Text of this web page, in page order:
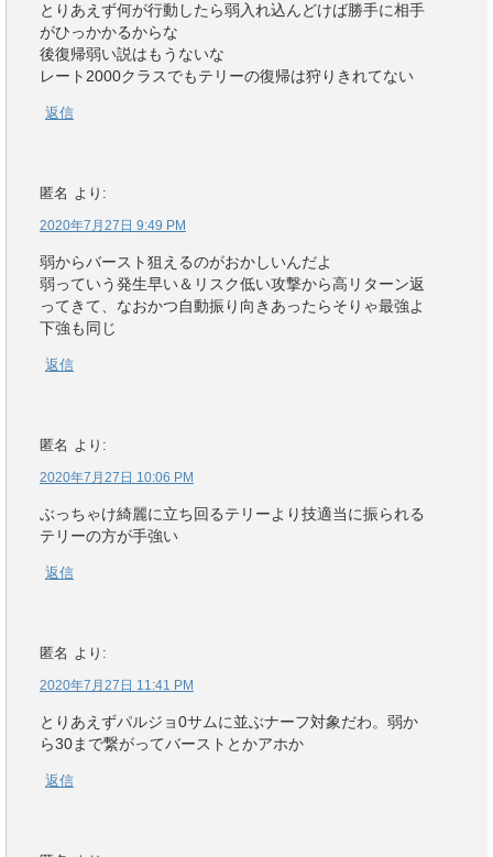
とりあえず何が行動したら弱入れ込んどけば勝手に相手
がひっかかるからな
後復帰弱い説はもうないな
レート2000クラスでもテリーの復帰は狩りきれてない
返信
匿名 より:
2020年7月27日 9:49 PM
弱からバースト狙えるのがおかしいんだよ
弱っていう発生早い＆リスク低い攻撃から高リターン返
ってきて、なおかつ自動振り向きあったらそりゃ最強よ
下強も同じ
返信
匿名 より:
2020年7月27日 10:06 PM
ぶっちゃけ綺麗に立ち回るテリーより技適当に振られる
テリーの方が手強い
返信
匿名 より:
2020年7月27日 11:41 PM
とりあえずパルジョ0サムに並ぶナーフ対象だわ。弱か
ら30まで繋がってバーストとかアホか
返信